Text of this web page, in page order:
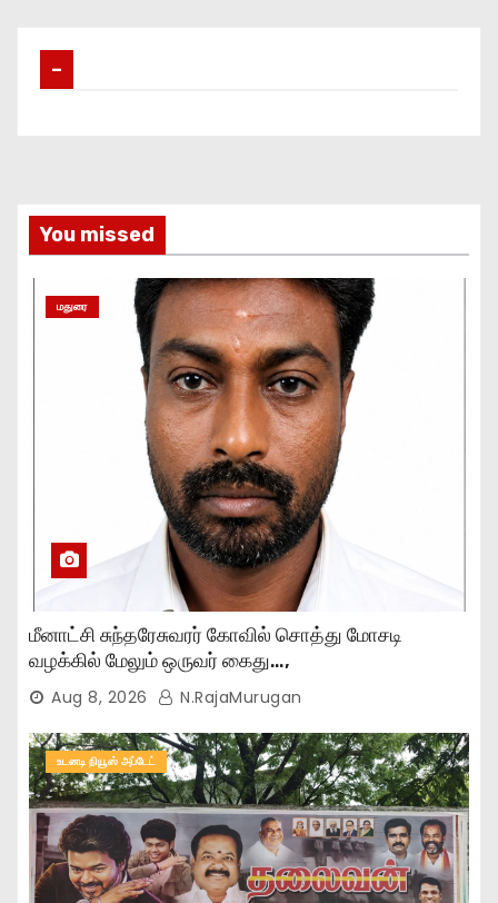
–
You missed
மதுரை
மீனாட்சி சுந்தரேசுவரர் கோவில் சொத்து மோசடி
வழக்கில் மேலும் ஒருவர் கைது…,
Aug 8, 2026 N.RajaMurugan
உடனடி நியூஸ் அப்டேட்